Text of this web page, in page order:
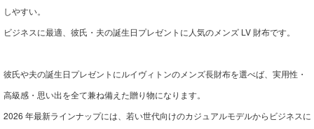
しやすい。
ビジネスに最適、彼氏・夫の誕生日プレゼントに人気のメンズ LV 財布です。
彼氏や夫の誕生日プレゼントにルイヴィトンのメンズ長財布を選べば、実用性・
高級感・思い出を全て兼ね備えた贈り物になります。
2026 年最新ラインナップには、若い世代向けのカジュアルモデルからビジネスに